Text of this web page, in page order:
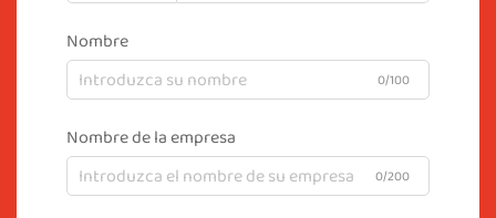
Nombre
0/100
Nombre de la empresa
0/200